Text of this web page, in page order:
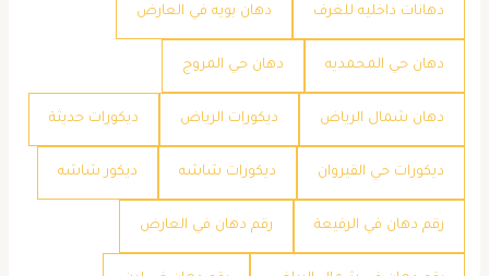
دهانات داخليه للغرف دهان بويه في العارض
دهان حي المحمديه دهان حي المروج
دهان شمال الرياض ديكورات الرياض ديكورات حديثة
ديكورات حي القيروان ديكورات شاشه ديكور شاشه
رقم دهان في الرفيعة رقم دهان في العارض